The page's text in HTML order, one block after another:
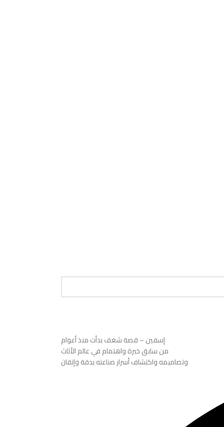
إسفين – قصة شغف بدأت منذ أعوام
من سابق خبرة واهتمام في عالم الأثاث
وتصاميمه واكتشاف أسرار صناعته بدقة وإتقان